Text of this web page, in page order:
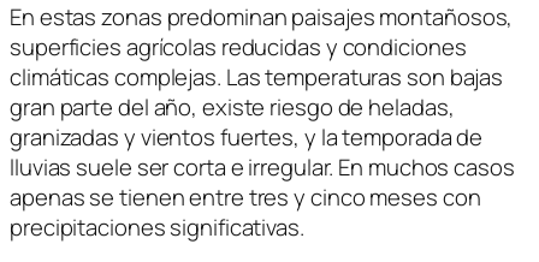
En estas zonas predominan paisajes montañosos,
superficies agrícolas reducidas y condiciones
climáticas complejas. Las temperaturas son bajas
gran parte del año, existe riesgo de heladas,
granizadas y vientos fuertes, y la temporada de
lluvias suele ser corta e irregular. En muchos casos
apenas se tienen entre tres y cinco meses con
precipitaciones significativas.